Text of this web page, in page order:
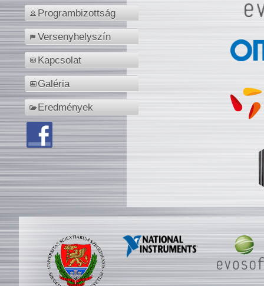
Programbizottság
Versenyhelyszín
Kapcsolat
Galéria
Eredmények